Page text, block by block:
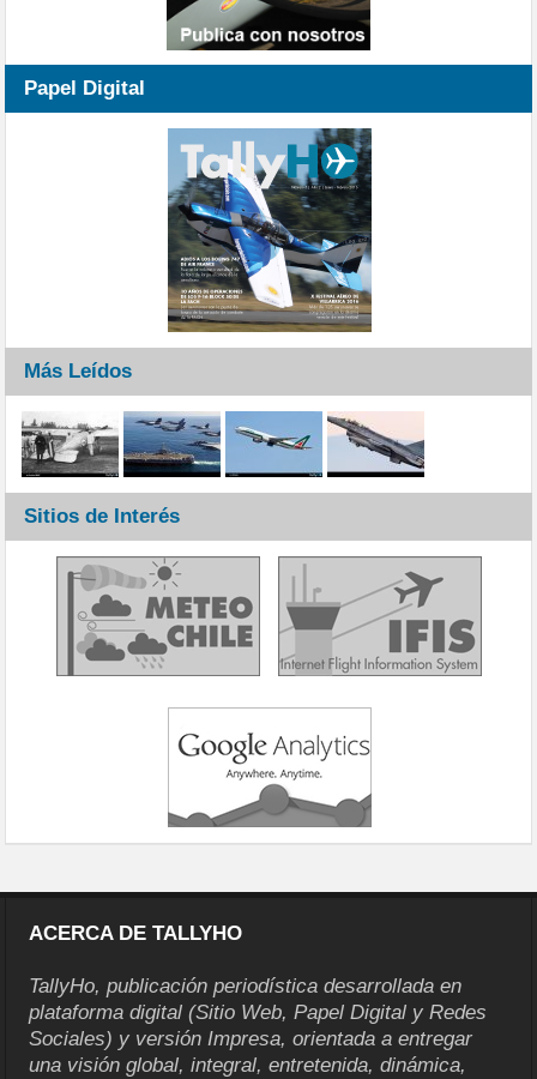
Papel Digital
Más Leídos
Sitios de Interés
ACERCA DE TALLYHO
TallyHo, publicación periodística desarrollada en
plataforma digital (Sitio Web, Papel Digital y Redes
Sociales) y versión Impresa, orientada a entregar
una visión global, integral, entretenida, dinámica,